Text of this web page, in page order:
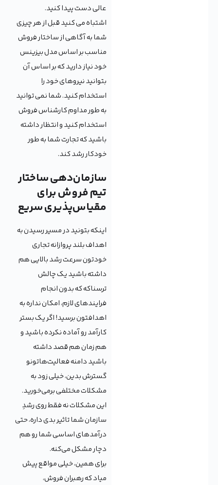
عالی دست پیدا کنید.
اشتباه می کنید قبل از هر چیزی
شما به آگاهی از ساختار فروش
مناسب بر اساس مدل بیزینس
خود نیاز دارید که بر اساس آن
بتوانید نیروهای خود را
استخدام کنید. شما نمی توانید
به طور مداوم کارشناس فروش
استخدام کنید و انتظار داشته
باشید که تجارت شما به طور
خودکار رشد کند.
سازمان‌دهی ساختار
تیم فروش برای
مقیاس‌پذیری سریع
اینکه بتونید در مسیر رسیدن به
اهداف بلند پروازانه تجاری
خودتون سرعت رشد بالایی هم
داشته باشید یک چالش
ترسناکه که بدون انجام
فرایندهای لازم، امکان نداره به
اهدافتون برسید! اگر یک بستر
کارآمد رو آماده نکرده باشید و
هم‌ زمان هم قصد داشته
باشید دامنه فعالیت‌هاتونو
گسترش بدین، خیلی زود به
مشکلات مختلفی برمی‌خورید.
این مشکلات نه فقط روی رشدِ
سازمان شما تاثیر بدی داره، حتی
درآمدهای اساسی شما رو هم
دچار مشکل می‌کنه.
برای همین، خیلی مواقع پیش
میاد که رهبران فروش،